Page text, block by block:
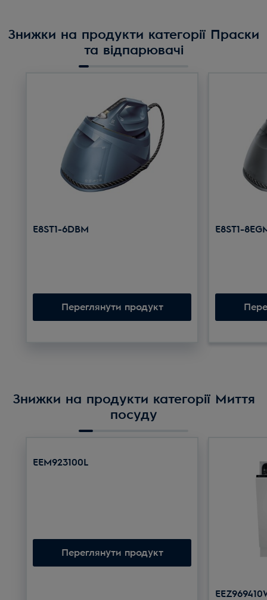
Знижки на продукти категорії Праски
та відпарювачі
E8ST1-6DBM
Переглянути продукт
E8ST1-
Знижки на продукти категорії Миття
посуду
EEM923100L
Переглянути продукт